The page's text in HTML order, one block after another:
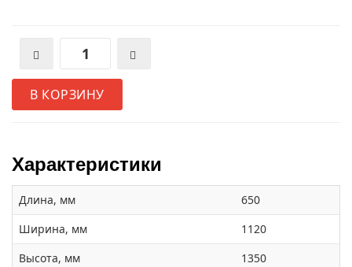
В КОРЗИНУ
Характеристики
Длина, мм
650
Ширина, мм
1120
Высота, мм
1350